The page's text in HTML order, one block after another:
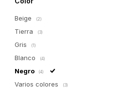
Beige (2)
Tierra (3)
Gris (1)
Blanco (4)
Negro (4)
Varios colores (3)